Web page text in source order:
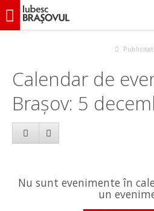
iubescbraşovul.ro
Calendar de
Brașov: 5
Nu sunt evenimente în
un